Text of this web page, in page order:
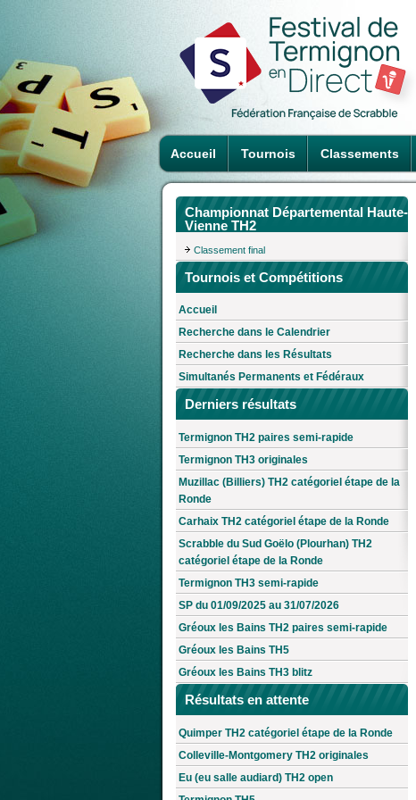
Accueil Tournois Classements
Championnat Départemental Haute-
Vienne TH2
Classement final
Tournois et Compétitions
Accueil
Recherche dans le Calendrier
Recherche dans les Résultats
Simultanés Permanents et Fédéraux
Derniers résultats
Termignon TH2 paires semi-rapide
Termignon TH3 originales
Muzillac (Billiers) TH2 catégoriel étape de la
Ronde
Carhaix TH2 catégoriel étape de la Ronde
Scrabble du Sud Goëlo (Plourhan) TH2
catégoriel étape de la Ronde
Termignon TH3 semi-rapide
SP du 01/09/2025 au 31/07/2026
Gréoux les Bains TH2 paires semi-rapide
Gréoux les Bains TH5
Gréoux les Bains TH3 blitz
Résultats en attente
Quimper TH2 catégoriel étape de la Ronde
Colleville-Montgomery TH2 originales
Eu (eu salle audiard) TH2 open